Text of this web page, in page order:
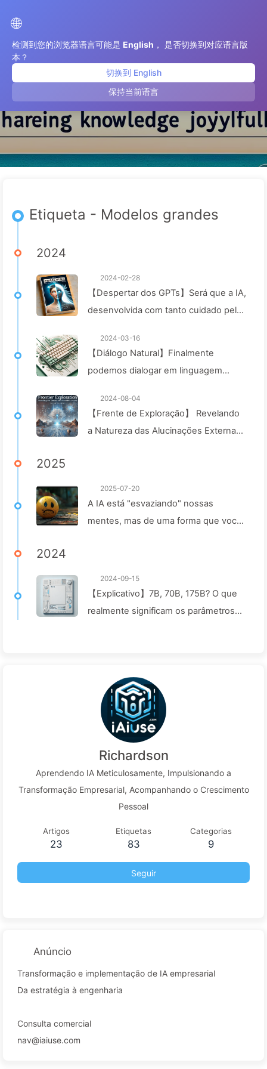
🌐
检测到您的浏览器语言可能是 English ， 是否切换到对应语言版
本？
切换到 English
保持当前语言
Modelos grandes
Etiqueta - Modelos grandes
2024
2024-02-28
【Despertar dos GPTs】Será que a IA,
desenvolvida com tanto cuidado pela
2024-03-16
【Diálogo Natural】Finalmente
podemos dialogar em linguagem
2024-08-04
【Frente de Exploração】 Revelando
a Natureza das Alucinações Externas
Garantir a Veracidade das Saídas do
Modelo – Aprendendo AI Devagar 053
2025
2025-07-20
A IA está "esvaziando" nossas
mentes, mas de uma forma que você
2024
2024-09-15
【Explicativo】7B, 70B, 175B? O que
realmente significam os parâmetros
Aprendendo IA142
Richardson
Aprendendo IA Meticulosamente, Impulsionando a
Transformação Empresarial, Acompanhando o Crescimento
Pessoal
Artigos
23
Etiquetas
83
Categorias
9
Seguir
Anúncio
Transformação e implementação de IA empresarial
Da estratégia à engenharia
Consulta comercial
nav@iaiuse.com